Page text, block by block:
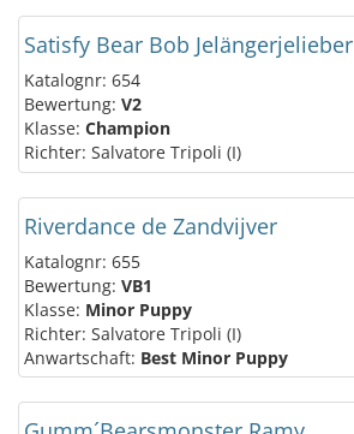
Satisfy Bear Bob Jelängerjelieber
Katalognr: 654
Bewertung: V2
Klasse: Champion
Richter: Salvatore Tripoli (I)
Riverdance de Zandvijver
Katalognr: 655
Bewertung: VB1
Klasse: Minor Puppy
Richter: Salvatore Tripoli (I)
Anwartschaft: Best Minor Puppy